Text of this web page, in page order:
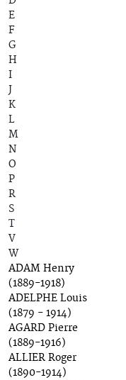
E
F
G
H
I
J
K
L
M
N
O
P
R
S
T
V
W
ADAM Henry
(1889-1918)
ADELPHE Louis
(1879 - 1914)
AGARD Pierre
(1889-1916)
ALLIER Roger
(1890-1914)